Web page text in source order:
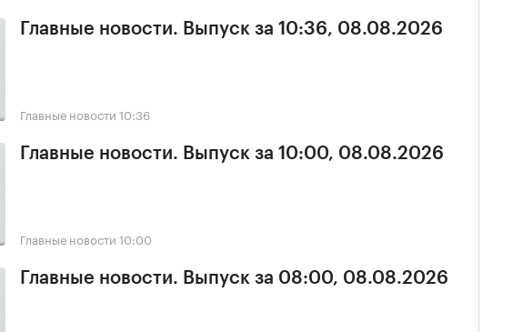
Главные новости. Выпуск за 10:36, 08.08.2026
Главные новости 10:36
Главные новости. Выпуск за 10:00, 08.08.2026
Главные новости 10:00
Главные новости. Выпуск за 08:00, 08.08.2026